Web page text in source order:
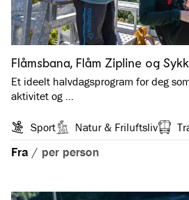
Flåmsbana, Flåm Zipline og
Et ideelt halvdagsprogram for deg
aktivitet og …
Sport Natur & Friluftsliv
Fra / per person